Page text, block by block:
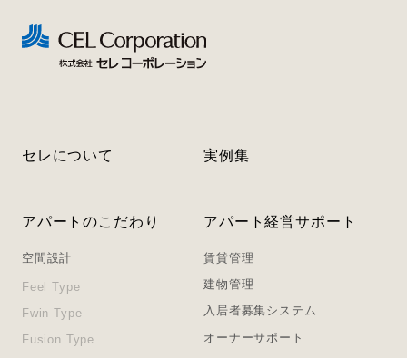
セレについて
アパートのこだわり
空間設計
Feel Type
Fwin Type
Fusion Type
実例集
アパート経営サポート
賃貸管理
建物管理
入居者募集システム
オーナーサポート